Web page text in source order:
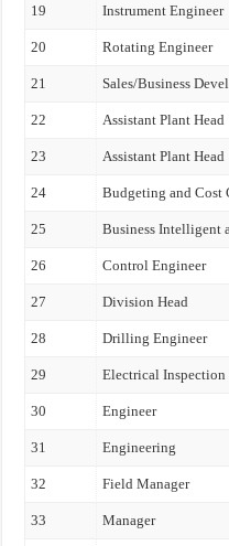
19 Instrument Engineer
20 Rotating Engineer
21 Sales/Business
22 Assistant Plant Head
23 Assistant Plant Head
24 Budgeting and Cost
25 Business Intelligent
26 Control Engineer
27 Division Head
28 Drilling Engineer
29 Electrical Inspection
30 Engineer
31 Engineering
32 Field Manager
33 Manager